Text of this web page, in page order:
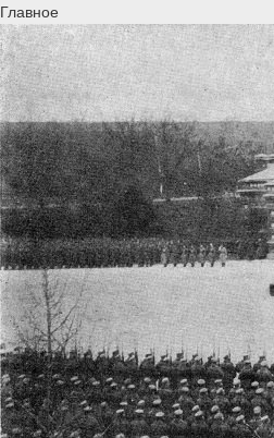
Главное